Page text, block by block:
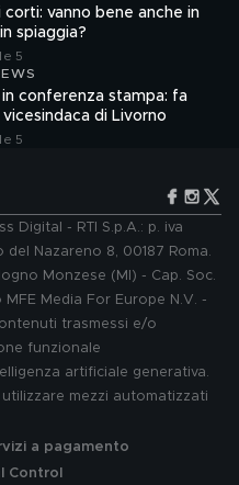
corti: vanno bene anche in
spiaggia?
5
conferenza stampa: fa
di Livorno
5
Digital - RTI S.p.A.: p. iva
Nazareno 8, 00187 Roma.
Monzese (MI) - Cap. Soc.
Media For Europe N.V. -
trasmessi e/o
funzionale
artificiale generativa.
mezzi automatizzati
a pagamento
Control